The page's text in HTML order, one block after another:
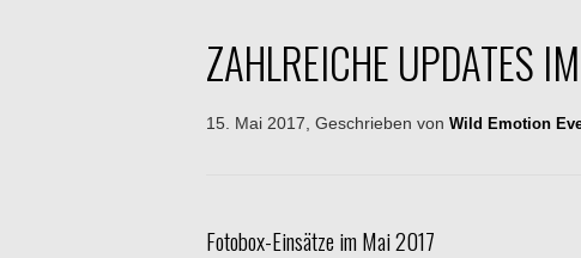
ZAHLREICHE UPDATES
15. Mai 2017, Geschrieben von Wild Emotion
Fotobox-Einsätze im Mai 2017